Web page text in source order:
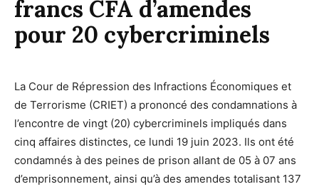
francs CFA d’amendes
pour 20 cybercriminels
La Cour de Répression des Infractions Économiques et
de Terrorisme (CRIET) a prononcé des condamnations à
l’encontre de vingt (20) cybercriminels impliqués dans
cinq affaires distinctes, ce lundi 19 juin 2023. Ils ont été
condamnés à des peines de prison allant de 05 à 07 ans
d’emprisonnement, ainsi qu’à des amendes totalisant 137